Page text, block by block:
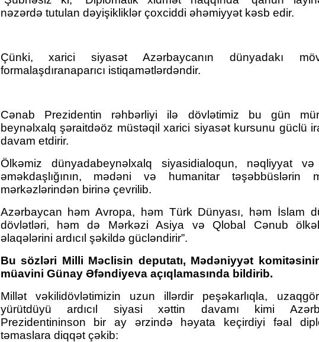
nəzərdə tutulan dəyişikliklər çoxciddi əhəmiyyət kəsb edir.
Çünki, xarici siyasət Azərbaycanın dünyadakı
formalaşdıranaparıcı istiqamətlərdəndir.
Cənab Prezidentin rəhbərliyi ilə dövlətimiz bu gün
beynəlxalq şəraitdəöz müstəqil xarici siyasət kursunu güclü
davam etdirir.
Ölkəmiz dünyadabeynəlxalq siyasidialoqun, nəqliyyat
əməkdaşlığının, mədəni və humanitar təşəbbüslərin
mərkəzlərindən birinə çevrilib.
Azərbaycan həm Avropa, həm Türk Dünyası, həm İslam
dövlətləri, həm də Mərkəzi Asiya və Qlobal Cənub
əlaqələrini ardıcıl şəkildə gücləndirir”.
Bu sözləri Milli Məclisin deputatı, Mədəniyyət
müavini Günay Əfəndiyeva açıqlamasında bildirib.
Millət vəkilidövlətimizin uzun illərdir peşəkarlıqla,
yürütdüyü ardıcıl siyasi xəttin davamı kimi
Prezidentininson bir ay ərzində həyata keçirdiyi fəal
təmaslara diqqət çəkib:
Səni Qəlbimdən Çıxarım Necə - Zəka
Vilayətoğlu
Sevən Ürəyim Mənim -
"Neftçi" klubunun şikayəti rədd